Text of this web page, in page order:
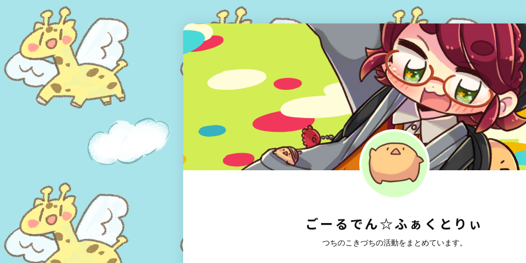
ごーるでん☆ふぁくとりぃ
つちのこきづちの活動をまとめています。